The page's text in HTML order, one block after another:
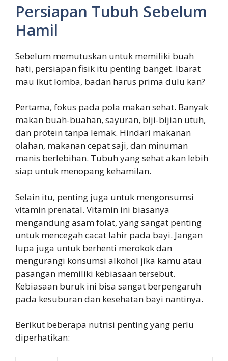
Persiapan Tubuh Sebelum
Hamil
Sebelum memutuskan untuk memiliki buah
hati, persiapan fisik itu penting banget. Ibarat
mau ikut lomba, badan harus prima dulu kan?
Pertama, fokus pada pola makan sehat. Banyak
makan buah-buahan, sayuran, biji-bijian utuh,
dan protein tanpa lemak. Hindari makanan
olahan, makanan cepat saji, dan minuman
manis berlebihan. Tubuh yang sehat akan lebih
siap untuk menopang kehamilan.
Selain itu, penting juga untuk mengonsumsi
vitamin prenatal. Vitamin ini biasanya
mengandung asam folat, yang sangat penting
untuk mencegah cacat lahir pada bayi. Jangan
lupa juga untuk berhenti merokok dan
mengurangi konsumsi alkohol jika kamu atau
pasangan memiliki kebiasaan tersebut.
Kebiasaan buruk ini bisa sangat berpengaruh
pada kesuburan dan kesehatan bayi nantinya.
Berikut beberapa nutrisi penting yang perlu
diperhatikan: